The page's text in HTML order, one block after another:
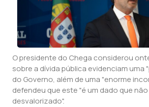
O presidente do Chega considerou
sobre a dívida pública evidenciam uma
do Governo, além de uma "enorme
defendeu que este "é um dado que
desvalorizado".